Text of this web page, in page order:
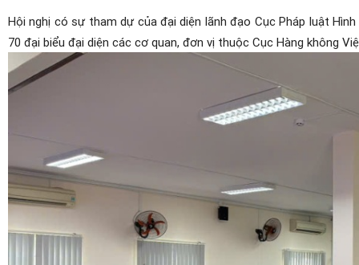
Hội nghị có sự tham dự của đại diện lãnh đạo Cục Pháp luật
70 đại biểu đại diện các cơ quan, đơn vị thuộc Cục Hàng không